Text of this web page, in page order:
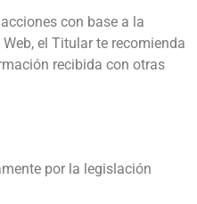
con base a la
el Titular te recomienda
recibida con otras
por la legislación